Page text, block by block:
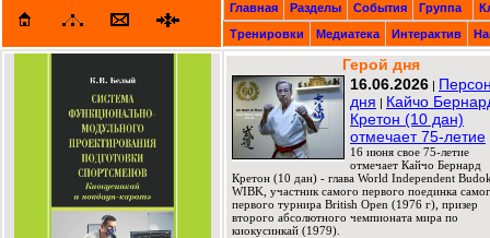
Главная
Разделы События Группа
Тренировки
Медиатека Интерактив
Герой дня
16.06.2026 |
дня | Кайчо
Кретон (10 дан)
отмечает 75-летие
16 июня свое 75-летие
отмечает Кайчо Бернард
Кретон (10 дан) - глава World Independent
WIBK, участник самого первого поединка
первого турнира British Open (1976 г), призер
второго абсолютного чемпионата мира по
киокусинкай (1979).